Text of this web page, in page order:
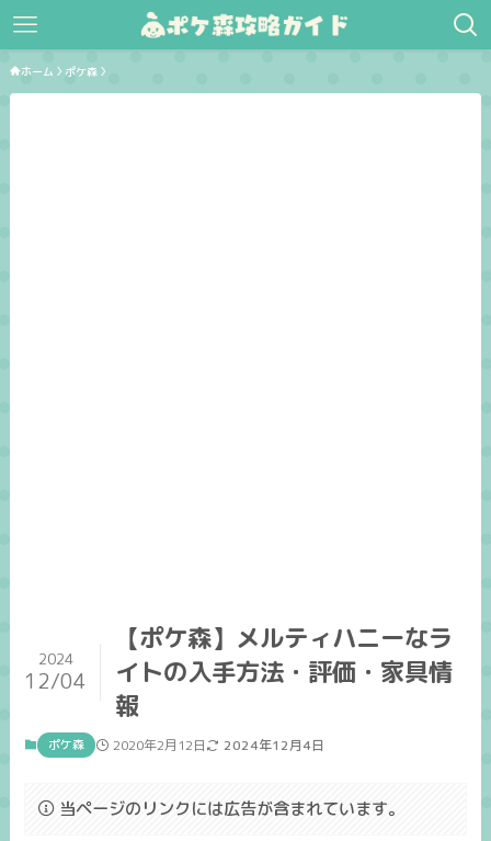
ホーム ポケ森
【ポケ森】メルティハニーなラ
イトの入手方法・評価・家具情
報
2024
12/04
ポケ森 2020年2月12日 2024年12月4日
当ページのリンクには広告が含まれています。